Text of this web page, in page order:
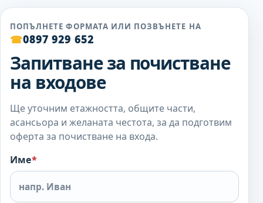
ПОПЪЛНЕТЕ ФОРМАТА ИЛИ ПОЗВЪНЕТЕ НА
☎0897 929 652
Запитване за почистване
на входове
Ще уточним етажността, общите части,
асансьора и желаната честота, за да подготвим
оферта за почистване на входа.
Име*